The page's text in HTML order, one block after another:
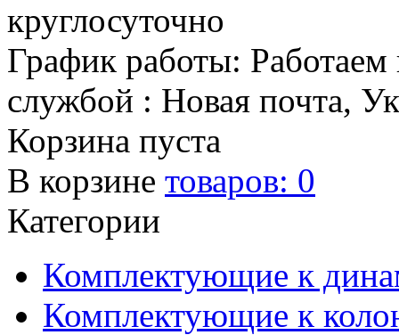
круглосуточно
График работы: Работаем
службой : Новая почта,
Корзина пуста
В корзине товаров: 0
Категории
Комплектующие к
Комплектующие к